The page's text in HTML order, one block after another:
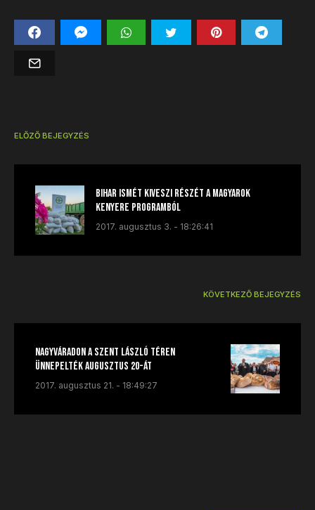
ELŐZŐ BEJEGYZÉS
Bihar ismét kiveszi részét a Magyarok
Kenyere programból
2017. augusztus 3. - 18:26:41
KÖVETKEZŐ BEJEGYZÉS
Nagyváradon a Szent László téren
ünnepelték augusztus 20-át
2017. augusztus 21. - 18:49:27